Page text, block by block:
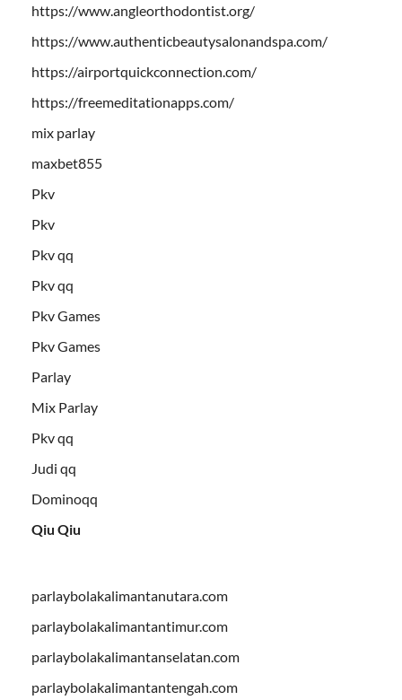
https://www.angleorthodontist.org/
https://www.authenticbeautysalonandspa.com/
https://airportquickconnection.com/
https://freemeditationapps.com/
mix parlay
maxbet855
Pkv
Pkv
Pkv qq
Pkv qq
Pkv Games
Pkv Games
Parlay
Mix Parlay
Pkv qq
Judi qq
Dominoqq
Qiu Qiu
parlaybolakalimantanutara.com
parlaybolakalimantantimur.com
parlaybolakalimantanselatan.com
parlaybolakalimantantengah.com